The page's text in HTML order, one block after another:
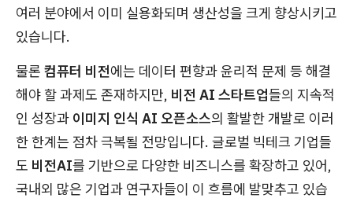
여러 분야에서 이미 실용화되며 생산성을 크게 향상시키고
있습니다.
물론 컴퓨터 비전에는 데이터 편향과 윤리적 문제 등 해결
해야 할 과제도 존재하지만, 비전 AI 스타트업들의 지속적
인 성장과 이미지 인식 AI 오픈소스의 활발한 개발로 이러
한 한계는 점차 극복될 전망입니다. 글로벌 빅테크 기업들
도 비전AI를 기반으로 다양한 비즈니스를 확장하고 있어,
국내외 많은 기업과 연구자들이 이 흐름에 발맞추고 있습